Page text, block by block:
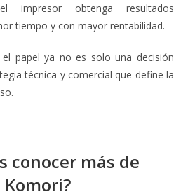
impresor obtenga resultados
tiempo y con mayor rentabilidad.
el papel ya no es solo una decisión
técnica y comercial que define la
conocer más de
Komori?